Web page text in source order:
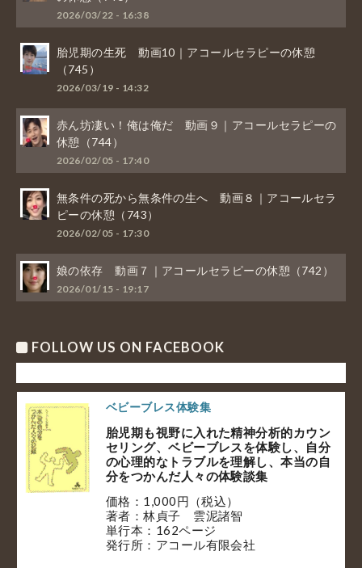
2026/03/22 - 16:38
胎児期の生死 動画10｜アコールセラピーの休憩
（745）
2026/03/19 - 14:32
赤ん坊凄い！俺は俺だ 動画９｜アコールセラピーの
休憩（744）
2026/02/05 - 17:40
無条件の死から無条件の生へ 動画８｜アコールセラ
ピーの休憩（743）
2026/02/05 - 17:30
娘の依存 動画７｜アコールセラピーの休憩（742）
2026/01/15 - 19:17
FOLLOW US ON FACEBOOK
ベビーブレス体験集
胎児期も視野に入れた精神分析的カウン
セリング、ベビーブレスを体験し、自分
の心理的なトラブルを理解し、本当の自
分をつかんだ人々の体験談集
価格：1,000円（税込）
著者：林貞子 雲泥諸智
単行本：162ページ
発行所：アコール有限会社